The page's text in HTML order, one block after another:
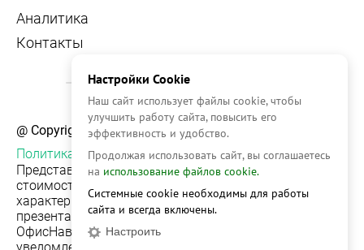
Аналитика
Контакты
@ Copyright, 2026 OFFICE NAVIGATOR
Политика конфиденциальности
Представленная на сайте информация, в т.ч.
стоимости объектов, носит информационный
характер и не является публичной офертой. Условия
презентации объекта недвижимости на сервисе
ОфисНавигатор могут быть изменены без
Настройки Cookie
Наш сайт использует файлы cookie, чтобы
улучшить работу сайта, повысить его
эффективность и удобство.
Продолжая использовать сайт, вы соглашаетесь
на использование файлов cookie.
Системные cookie необходимы для работы
сайта и всегда включены.
Настроить